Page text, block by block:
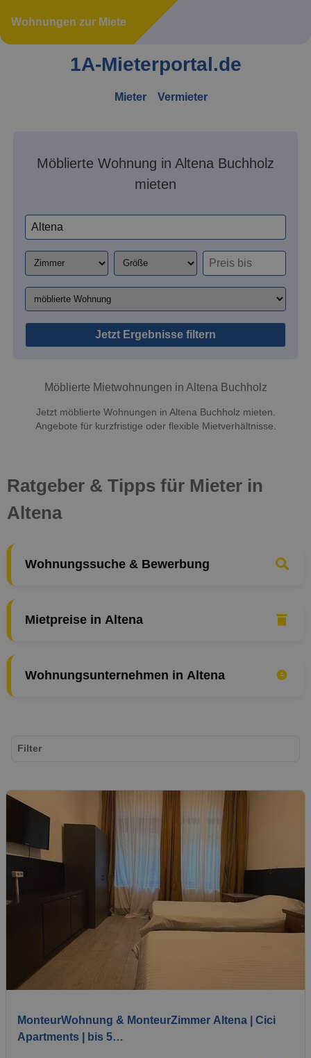
Wohnungen zur Miete
1A-Mieterportal.de
Mieter Vermieter
Möblierte Wohnung in Altena Buchholz
mieten
Jetzt Ergebnisse filtern
Möblierte Mietwohnungen in Altena Buchholz
Jetzt möblierte Wohnungen in Altena Buchholz mieten.
Angebote für kurzfristige oder flexible Mietverhältnisse.
Ratgeber & Tipps für Mieter in
Altena
Wohnungssuche & Bewerbung
Mietpreise in Altena
Wohnungsunternehmen in Altena
MonteurWohnung & MonteurZimmer Altena | Cici
Apartments | bis 5…
Filter